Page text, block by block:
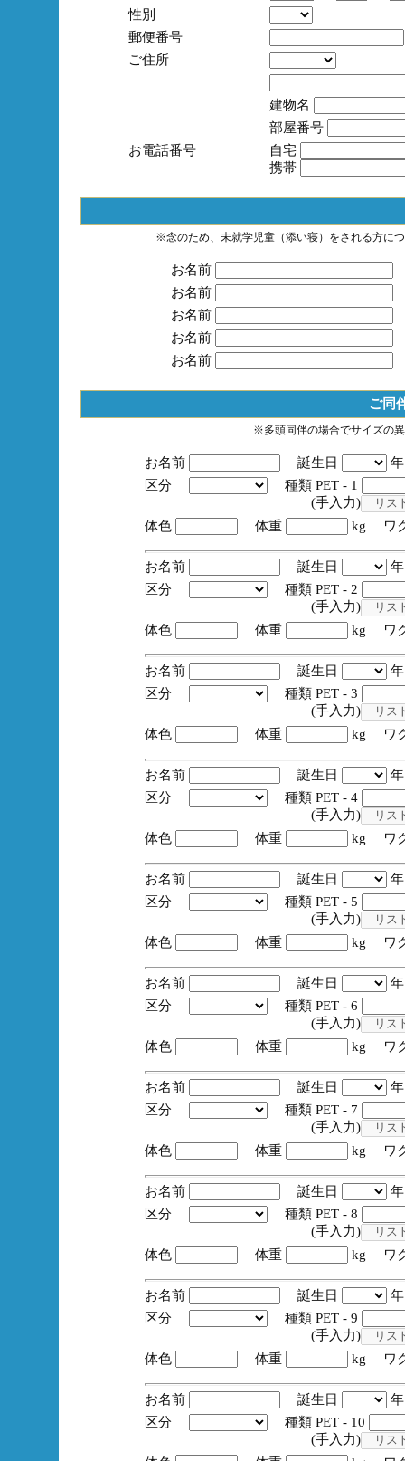
性別
郵便番号
ご住所
建物名
部屋番号
お電話番号
自宅
携帯
※念のため、未就学児童（添い寝）をされる方に
お名前
お名前
お名前
お名前
お名前
ご同
※多頭同伴の場合でサイズの
お名前 誕生日
区分
種類 PET - 1
(手入力)
体色
体重 kg ワ
お名前 誕生日
区分
種類 PET - 2
(手入力)
体色
体重 kg ワ
お名前 誕生日
区分
種類 PET - 3
(手入力)
体色
体重 kg ワ
お名前 誕生日
区分
種類 PET - 4
(手入力)
体色
体重 kg ワ
お名前 誕生日
区分
種類 PET - 5
(手入力)
体色
体重 kg ワ
お名前 誕生日
区分
種類 PET - 6
(手入力)
体色
体重 kg ワ
お名前 誕生日
区分
種類 PET - 7
(手入力)
体色
体重 kg ワ
お名前 誕生日
区分
種類 PET - 8
(手入力)
体色
体重 kg ワ
お名前 誕生日
区分
種類 PET - 9
(手入力)
体色
体重 kg ワ
お名前 誕生日
区分
種類 PET - 10
(手入力)